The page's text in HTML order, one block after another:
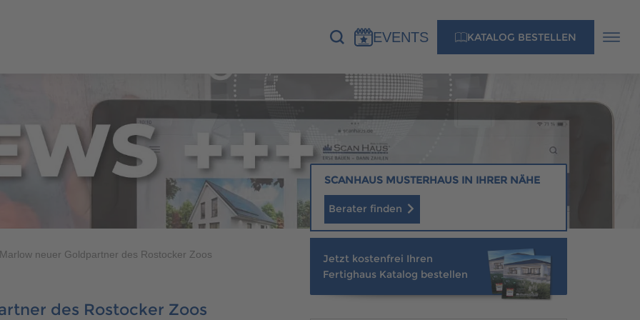
EVENTS KATALOG BESTELLEN
SCANHAUS-VORTEILE ÜBER UNS KONTAKT
400 500 MUSTERHAUS FINDEN
MUSTERHAUS FINDEN
SCANHAUS MUSTERHAUS IN IHRER NÄHE
Berater finden
Jetzt kostenfrei Ihren
Fertighaus Katalog bestellen
neuer Goldpartner des Rostocker Zoos
des Rostocker Zoos